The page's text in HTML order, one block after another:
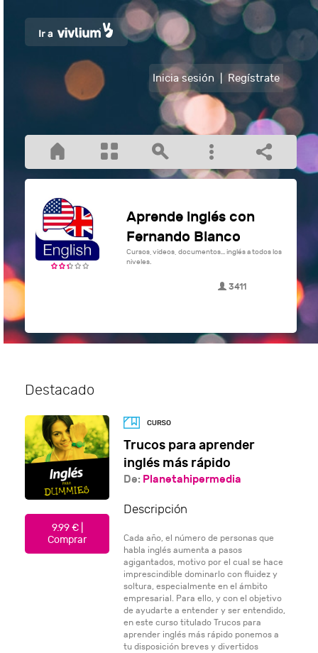
Inicia sesión Regístrate
Aprende inglés con
Fernando Blanco
Cursos, videos, documentos... inglés a todos los
niveles.
3411
Destacado
9.99 € |
Comprar
Trucos para aprender
inglés más rápido
De: Planetahipermedia
Descripción
Cada año, el número de personas que
habla inglés aumenta a pasos
agigantados, motivo por el cual se hace
imprescindible dominarlo con fluidez y
soltura, especialmente en el ámbito
empresarial. Para ello, y con el objetivo
de ayudarte a entender y ser entendido,
en este curso titulado Trucos para
aprender inglés más rápido ponemos a
tu disposición breves y divertidos